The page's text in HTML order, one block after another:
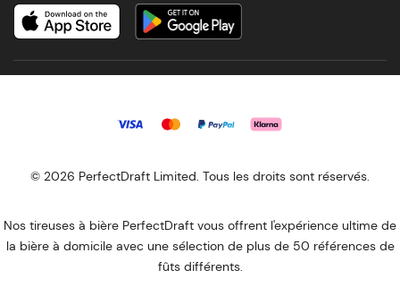
© 2026 PerfectDraft Limited. Tous les droits sont réservés.
Nos tireuses à bière PerfectDraft vous offrent l'expérience ultime de
la bière à domicile avec une sélection de plus de 50 références de
fûts différents.